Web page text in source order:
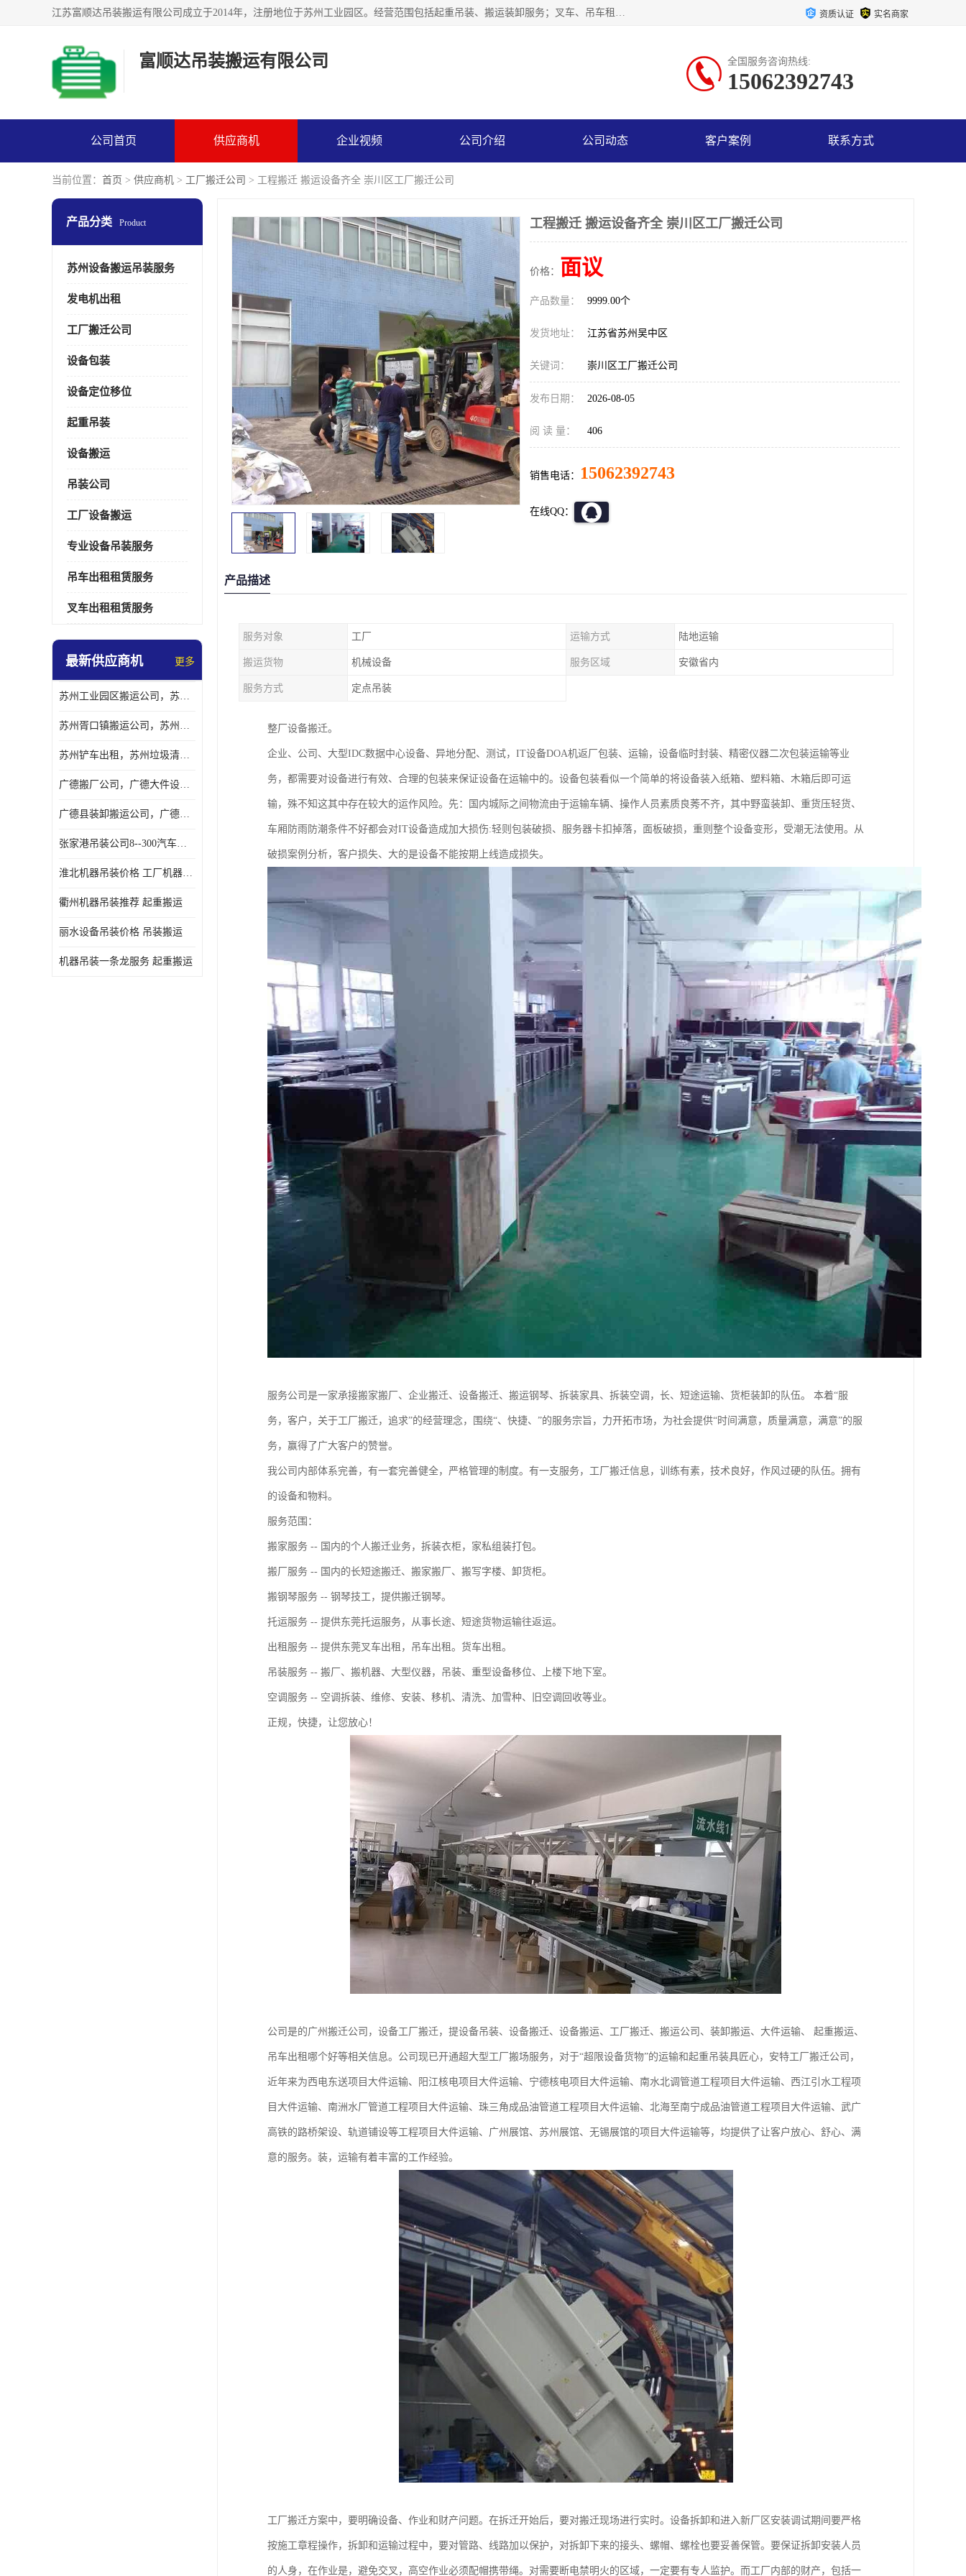
江苏富顺达吊装搬运有限公司成立于2014年，注册地位于苏州工业园区。经营范围包括起重吊装、搬运装卸服务；叉车、吊车租赁；水电安装；机电工程施工及维护；机电设备安装；家政服务、保洁服务。苏州搬运公司，苏州叉车出租，苏州吊车出租，苏州工厂设备搬运，专业设备吊装服务。 资质认证 实名商家
富顺达吊装搬运有限公司 全国服务咨询热线:
15062392743
公司首页 供应商机 企业视频 公司介绍 公司动态 客户案例 联系方式
当前位置： 首页 > 供应商机 > 工厂搬迁公司 > 工程搬迁 搬运设备齐全 崇川区工厂搬迁公司
产品分类 Product
苏州设备搬运吊装服务
发电机出租
工厂搬迁公司
设备包装
设备定位移位
起重吊装
设备搬运
吊装公司
工厂设备搬运
专业设备吊装服务
吊车出租租赁服务
叉车出租租赁服务
最新供应商机 更多
苏州工业园区搬运公司，苏州工业园区搬厂公司
苏州胥口镇搬运公司，苏州胥口镇吊装搬厂公司
苏州铲车出租，苏州垃圾清理铲车租赁服务
广德搬厂公司，广德大件设备搬厂，广德搬运
广德县装卸搬运公司，广德县机器搬运公司
张家港吊装公司8--300汽车吊出租）
淮北机器吊装价格 工厂机器吊装
衢州机器吊装推荐 起重搬运
丽水设备吊装价格 吊装搬运
机器吊装一条龙服务 起重搬运
工程搬迁 搬运设备齐全 崇川区工厂搬迁公司
价格： 面议
产品数量： 9999.00个
发货地址： 江苏省苏州吴中区
关键词： 崇川区工厂搬迁公司
发布日期： 2026-08-05
阅 读 量： 406
销售电话： 15062392743
在线QQ：
产品描述
服务对象 工厂 运输方式 陆地运输
搬运货物 机械设备 服务区域 安徽省内
服务方式 定点吊装
整厂设备搬迁。
企业、公司、大型IDC数据中心设备、异地分配、测试，IT设备DOA机返厂包装、运输，设备临时封装、精密仪器二次包装运输等业
务，都需要对设备进行有效、合理的包装来保证设备在运输中的。设备包装看似一个简单的将设备装入纸箱、塑料箱、木箱后即可运
输，殊不知这其中存在较大的运作风险。先：国内城际之间物流由于运输车辆、操作人员素质良莠不齐，其中野蛮装卸、重货压轻货、
车厢防雨防潮条件不好都会对IT设备造成加大损伤:轻则包装破损、服务器卡扣掉落，面板破损，重则整个设备变形，受潮无法使用。从
破损案例分析，客户损失、大的是设备不能按期上线造成损失。
服务公司是一家承接搬家搬厂、企业搬迁、设备搬迁、搬运钢琴、拆装家具、拆装空调，长、短途运输、货柜装卸的队伍。 本着“服
务，客户，关于工厂搬迁，追求”的经营理念，围绕“、快捷、”的服务宗旨，力开拓市场，为社会提供“时间满意，质量满意，满意”的服
务，赢得了广大客户的赞誉。
我公司内部体系完善，有一套完善健全，严格管理的制度。有一支服务，工厂搬迁信息，训练有素，技术良好，作风过硬的队伍。拥有
的设备和物料。
服务范围：
搬家服务 -- 国内的个人搬迁业务，拆装衣柜，家私组装打包。
搬厂服务 -- 国内的长短途搬迁、搬家搬厂、搬写字楼、卸货柜。
搬钢琴服务 -- 钢琴技工，提供搬迁钢琴。
托运服务 -- 提供东莞托运服务，从事长途、短途货物运输往返运。
出租服务 -- 提供东莞叉车出租，吊车出租。货车出租。
吊装服务 -- 搬厂、搬机器、大型仪器，吊装、重型设备移位、上楼下地下室。
空调服务 -- 空调拆装、维修、安装、移机、清洗、加雪种、旧空调回收等业。
正规，快捷，让您放心！
公司是的广州搬迁公司，设备工厂搬迁，提设备吊装、设备搬迁、设备搬运、工厂搬迁、搬运公司、装卸搬运、大件运输、 起重搬运、
吊车出租哪个好等相关信息。公司现已开通超大型工厂搬场服务，对于“超限设备货物”的运输和起重吊装具匠心，安特工厂搬迁公司，
近年来为西电东送项目大件运输、阳江核电项目大件运输、宁德核电项目大件运输、南水北调管道工程项目大件运输、西江引水工程项
目大件运输、南洲水厂管道工程项目大件运输、珠三角成品油管道工程项目大件运输、北海至南宁成品油管道工程项目大件运输、武广
高铁的路桥架设、轨道铺设等工程项目大件运输、广州展馆、苏州展馆、无锡展馆的项目大件运输等，均提供了让客户放心、舒心、满
意的服务。装，运输有着丰富的工作经验。
工厂搬迁方案中，要明确设备、作业和财产问题。在拆迁开始后，要对搬迁现场进行实时。设备拆卸和进入新厂区安装调试期间要严格
按施工章程操作，拆卸和运输过程中，要对管路、线路加以保护，对拆卸下来的接头、螺帽、螺栓也要妥善保管。要保证拆卸安装人员
的人身，在作业是，避免交叉，高空作业必须配帽携带绳。对需要断电禁明火的区域，一定要有专人监护。而工厂内部的财产，包括一